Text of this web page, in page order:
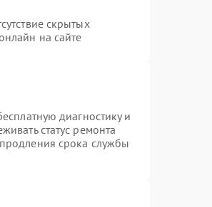
скрытых
на сайте
диагностику и
статус ремонта
срока службы